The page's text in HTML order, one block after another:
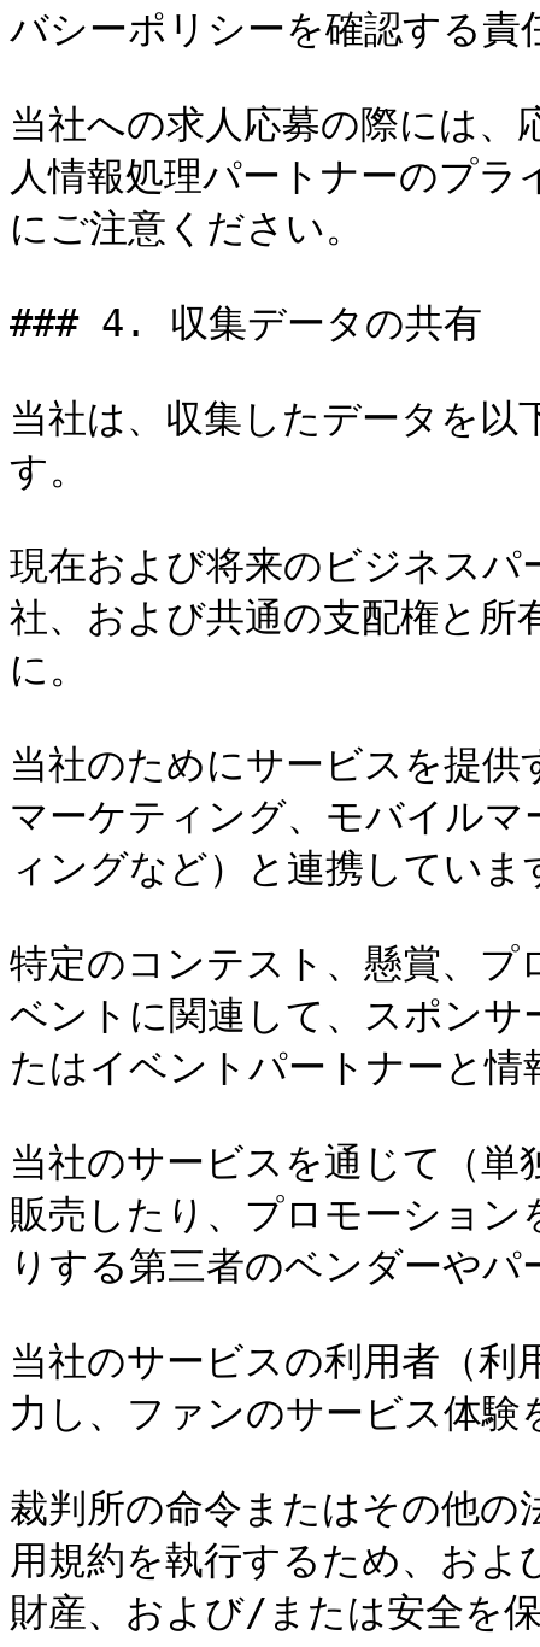
バシーポリシーを確認する責
当社への求人応募の際には、
人情報処理パートナーのプ
にご注意ください。
### 4. 収集データの共有
当社は、収集したデータを
す。
現在および将来のビジネスパ
社、および共通の支配権と所
に。
当社のためにサービスを提
マーケティング、モバイル
ィングなど）と連携していま
特定のコンテスト、懸賞、
ベントに関連して、スポン
たはイベントパートナーと情
当社のサービスを通じて（
販売したり、プロモーショ
りする第三者のベンダーやパ
当社のサービスの利用者（利
力し、ファンのサービス体験
裁判所の命令またはその他の
用規約を執行するため、お
財産、および/または安全を